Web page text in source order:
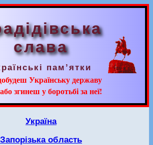
слава
пам’ятки
Українську державу
або згинеш у боротьбі за неї!
Україна
Запорізька область